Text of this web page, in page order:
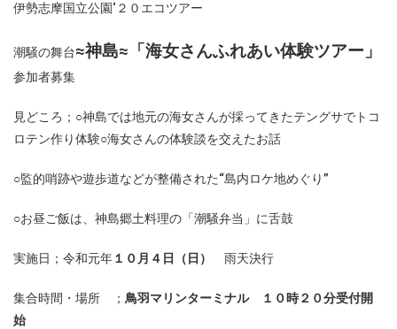
伊勢志摩国立公園‘２０エコツアー
潮騒の舞台≈神島≈「海女さんふれあい体験ツアー」
参加者募集
見どころ；○神島では地元の海女さんが採ってきたテングサでトコ
ロテン作り体験○海女さんの体験談を交えたお話
○監的哨跡や遊歩道などが整備された“島内ロケ地めぐり”
○お昼ご飯は、神島郷土料理の「潮騒弁当」に舌鼓
実施日；令和元年１０月４日（日） 雨天決行
集合時間・場所 ； 鳥羽マリンターミナル １０時２０分受付開
始